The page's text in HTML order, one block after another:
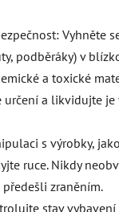
Vyhněte
podběráky) v
a toxické
a likvidujte
s výrobky,
ruce. Nikdy
zraněním.
stav